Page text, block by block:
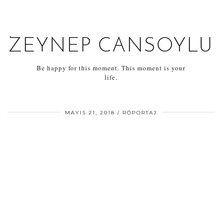
ZEYNEP CANSOYLU
Be happy for this moment. This moment is your
life.
MAYIS 21, 2018 RÖPORTAJ